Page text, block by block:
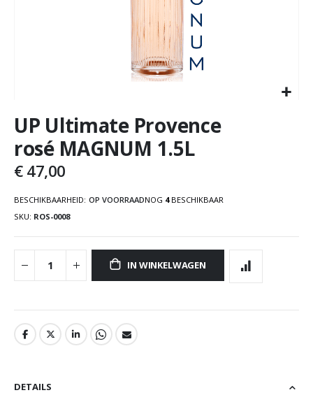
UP Ultimate Provence
rosé MAGNUM 1.5L
€ 47,00
BESCHIKBAARHEID: OP VOORRAADNOG 4BESCHIKBAAR
SKU ROS-0008
IN WINKELWAGEN
DETAILS